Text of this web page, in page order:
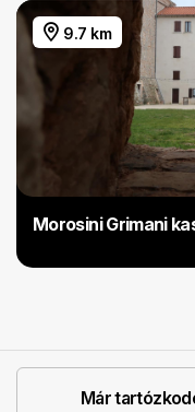
9.7 km
Morosini Grimani
Már